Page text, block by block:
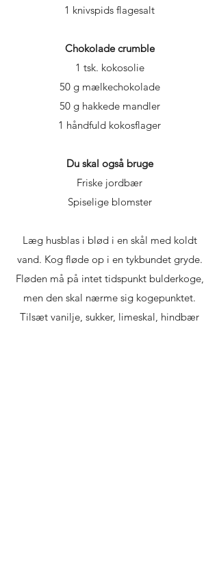
1 knivspids flagesalt
Chokolade crumble
1 tsk. kokosolie
50 g mælkechokolade
50 g hakkede mandler
1 håndfuld kokosflager
Du skal også bruge
Friske jordbær
Spiselige blomster
Læg husblas i blød i en skål med koldt
vand. Kog fløde op i en tykbundet gryde.
Fløden må på intet tidspunkt bulderkoge,
men den skal nærme sig kogepunktet.
Tilsæt vanilje, sukker, limeskal, hindbær